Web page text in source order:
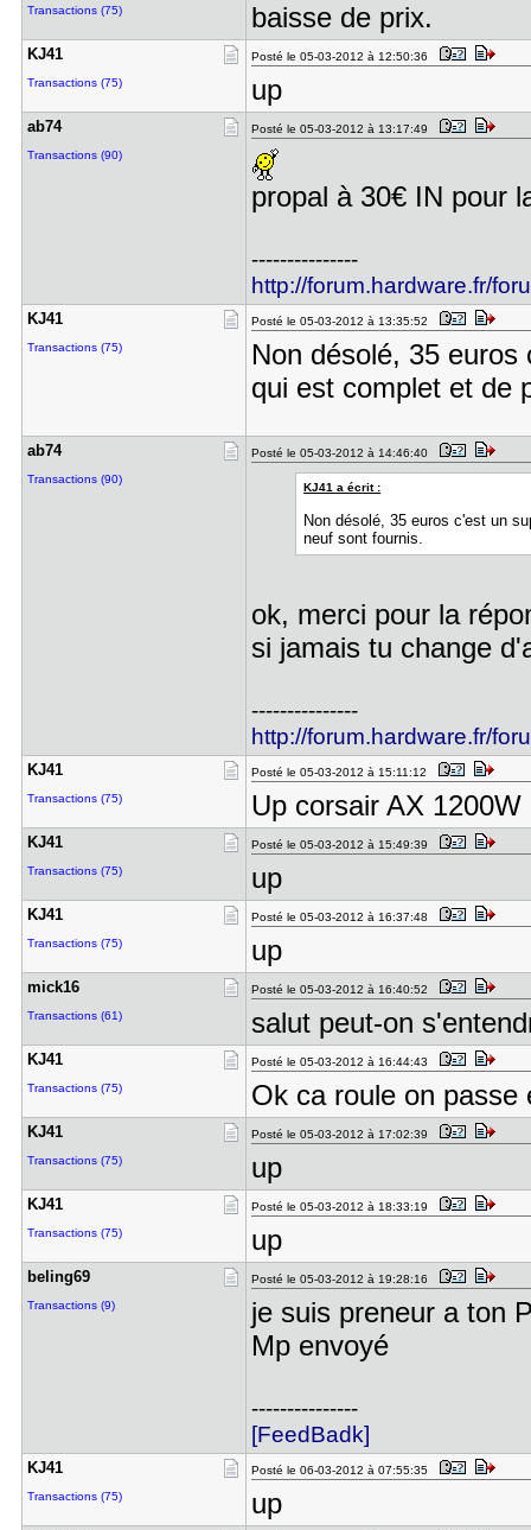
Transactions (75) baisse de prix.
KJ41
Transactions (75)
Posté le 05-03-2012 à 12:50:36
up
ab74
Transactions (90)
Posté le 05-03-2012 à 13:17:49
propal à 30€ IN pour
---------------
http://forum.hardware.fr/
KJ41
Transactions (75)
Posté le 05-03-2012 à 13:35:52
Non désolé, 35
qui est complet et de
ab74
Transactions (90)
Posté le 05-03-2012 à 14:46:40
KJ41 a écrit :
Non désolé, 35 euros c'est un
neuf sont fournis.
ok, merci pour la
si jamais tu change
---------------
http://forum.hardware.fr/
KJ41
Transactions (75)
Posté le 05-03-2012 à 15:11:12
Up corsair AX
KJ41
Transactions (75)
Posté le 05-03-2012 à 15:49:39
up
KJ41
Transactions (75)
Posté le 05-03-2012 à 16:37:48
up
mick16
Transactions (61)
Posté le 05-03-2012 à 16:40:52
salut peut-on
KJ41
Transactions (75)
Posté le 05-03-2012 à 16:44:43
Ok ca roule on passe
KJ41
Transactions (75)
Posté le 05-03-2012 à 17:02:39
up
KJ41
Transactions (75)
Posté le 05-03-2012 à 18:33:19
up
beling69
Transactions (9)
Posté le 05-03-2012 à 19:28:16
je suis preneur a ton
Mp envoyé
---------------
[FeedBadk]
KJ41
Transactions (75)
Posté le 06-03-2012 à 07:55:35
up